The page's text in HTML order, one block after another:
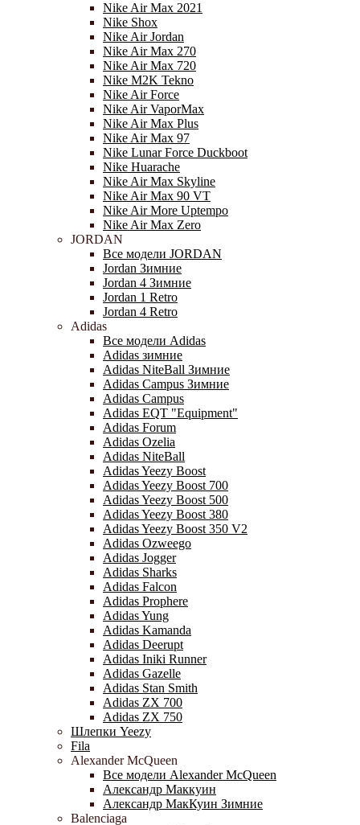
Nike Air Max 2021
Nike Shox
Nike Air Jordan
Nike Air Max 270
Nike Air Max 720
Nike M2K Tekno
Nike Air Force
Nike Air VaporMax
Nike Air Max Plus
Nike Air Max 97
Nike Lunar Force Duckboot
Nike Huarache
Nike Air Max Skyline
Nike Air Max 90 VT
Nike Air More Uptempo
Nike Air Max Zero
JORDAN
Все модели JORDAN
Jordan Зимние
Jordan 4 Зимние
Jordan 1 Retro
Jordan 4 Retro
Adidas
Все модели Adidas
Adidas зимние
Adidas NiteBall Зимние
Adidas Campus Зимние
Adidas Campus
Adidas EQT "Equipment"
Adidas Forum
Adidas Ozelia
Adidas NiteBall
Adidas Yeezy Boost
Adidas Yeezy Boost 700
Adidas Yeezy Boost 500
Adidas Yeezy Boost 380
Adidas Yeezy Boost 350 V2
Adidas Ozweego
Adidas Jogger
Adidas Sharks
Adidas Falcon
Adidas Prophere
Adidas Yung
Adidas Kamanda
Adidas Deerupt
Adidas Iniki Runner
Adidas Gazelle
Adidas Stan Smith
Adidas ZX 700
Adidas ZX 750
Шлепки Yeezy
Fila
Alexander McQueen
Все модели Alexander McQueen
Александр Маккуин
Александр МакКуин Зимние
Balenciaga